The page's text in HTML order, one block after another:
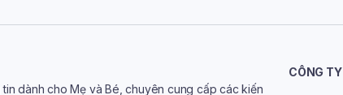
dành cho Mẹ và Bé, chuyên cung cấp các kiến
CÔNG